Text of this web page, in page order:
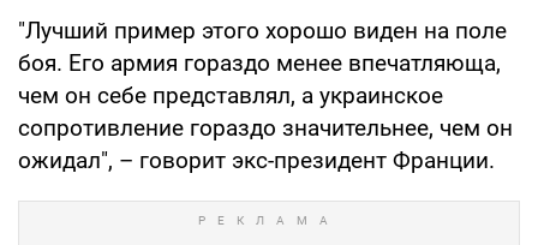
"Лучший пример этого хорошо виден на поле
боя. Его армия гораздо менее впечатляюща,
чем он себе представлял, а украинское
сопротивление гораздо значительнее, чем он
ожидал", – говорит экс-президент Франции.